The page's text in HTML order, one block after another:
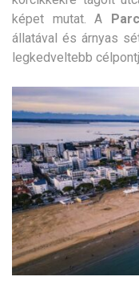
képet mutat. A
állatával és árnyas
legkedveltebb